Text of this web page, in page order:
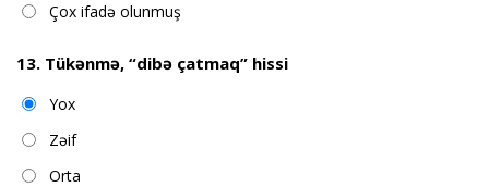
Çox ifadə olunmuş
13. Tükənmə, “dibə çatmaq” hissi
Yox
Zəif
Orta